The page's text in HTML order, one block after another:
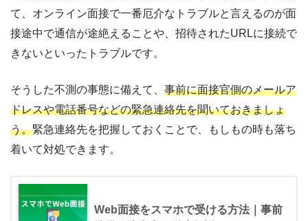
て、オンライン面接で一番厄介なトラブルと言えるのが面
接途中で通信が途絶えることや、招待されたURLに接続で
きないといったトラブルです。
そうした不測の事態に備えて、 事前に面接官側のメールア
ドレスや電話番号などの緊急連絡先を聞いておきましょ
う。緊急連絡先を把握しておくことで、もしもの時も落ち
着いて対処できます。
Web面接をスマホで受ける方法｜事前